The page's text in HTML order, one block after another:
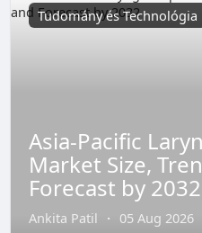
Tudomány és Technológia
Asia-Pacific
Market Size,
Forecast by 2032
Ankita Patil · 05 Aug 2026